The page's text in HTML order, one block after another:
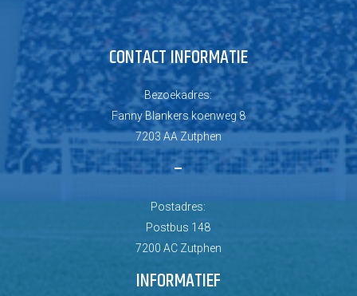
CONTACT INFORMATIE
Bezoekadres:
Fanny Blankers koenweg 8
7203 AA Zutphen
–
Postadres:
Postbus 148
7200 AC Zutphen
INFORMATIEF